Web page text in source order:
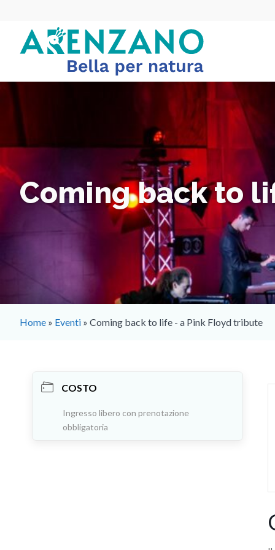
Coming back to
Home » Eventi » Coming back to life - a Pink Floyd tribute
COSTO
Ingresso libero con prenotazione
obbligatoria